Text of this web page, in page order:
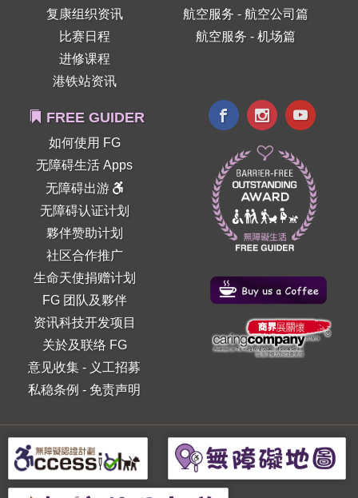
复康组织资讯
比赛日程
进修课程
港铁站资讯
航空服务 - 航空公司篇
航空服务 - 机场篇
FREE GUIDER
如何使用 FG
无障碍生活 Apps
无障碍出游
无障碍认证计划
夥伴赞助计划
社区合作推广
生命天使捐赠计划
FG 团队及夥伴
资讯科技开发项目
关於及联络 FG
意见收集 - 义工招募
私稳条例 - 免责声明